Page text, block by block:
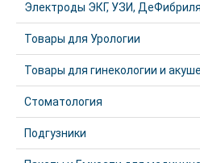
Электроды ЭКГ, УЗИ,
Товары для Урологии
Товары для гинекологии и
Стоматология
Подгузники